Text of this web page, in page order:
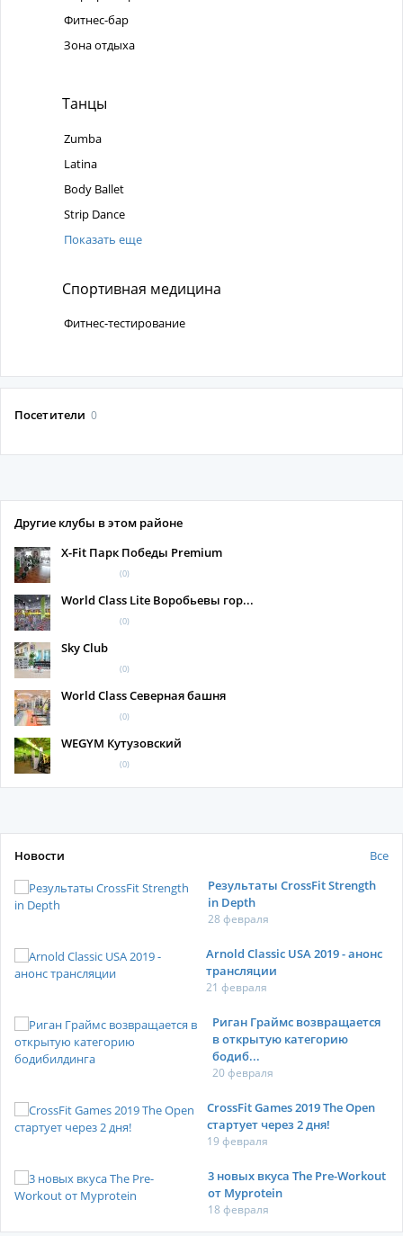
Фитнес-бар
Зона отдыха
Танцы
Zumba
Latina
Body Ballet
Strip Dance
Показать еще
Спортивная медицина
Фитнес-тестирование
Посетители 0
Другие клубы в этом районе
X-Fit Парк Победы Premium
(0)
World Class Lite Воробьевы гор...
(0)
Sky Club
(0)
World Class Северная башня
(0)
WEGYM Кутузовский
(0)
Новости
Все
Результаты CrossFit Strength
in Depth
28 февраля
Arnold Classic USA 2019 - анонс
трансляции
21 февраля
Риган Граймс возвращается
в открытую категорию
бодиб...
20 февраля
CrossFit Games 2019 The Open
стартует через 2 дня!
19 февраля
3 новых вкуса The Pre-Workout
от Myprotein
18 февраля